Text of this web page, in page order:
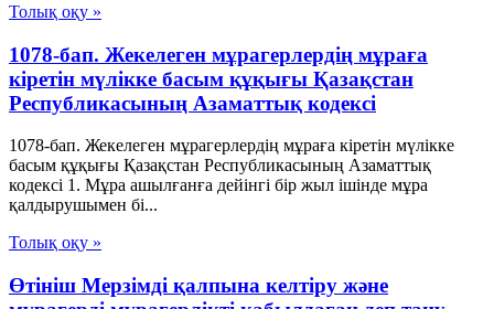
Толық оқу »
1078-бап. Жекелеген мұрагерлердiң мұраға
кiретiн мүлiкке басым құқығы Қазақстан
Республикасының Азаматтық кодексi
1078-бап. Жекелеген мұрагерлердiң мұраға кiретiн мүлiкке
басым құқығы Қазақстан Республикасының Азаматтық
кодексi 1. Мұра ашылғанға дейiнгi бiр жыл iшiнде мұра
қалдырушымен бi...
Толық оқу »
Өтініш Мерзімді қалпына келтіру және